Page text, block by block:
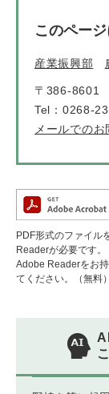
このペー
産業振興部
〒386-8601
Tel：0268-
メールでの
PDF形式のファイル
Readerが必要です。
Adobe Readerをお
てください。（無料）